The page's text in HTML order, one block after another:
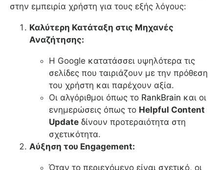
στην εμπειρία χρήστη για τους εξής λόγους:
Καλύτερη Κατάταξη στις Μηχανές
Αναζήτησης:
Η Google κατατάσσει υψηλότερα τις
σελίδες που ταιριάζουν με την πρόθεση
του χρήστη και παρέχουν αξία.
Οι αλγόριθμοι όπως το RankBrain και οι
ενημερώσεις όπως το Helpful Content
Update δίνουν προτεραιότητα στη
σχετικότητα.
Αύξηση του Engagement:
Όταν το περιεχόμενο είναι σχετικό, οι